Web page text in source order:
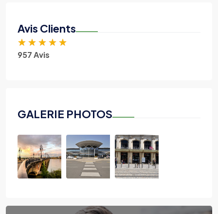
Avis Clients
★ ★ ★ ★ ★
957 Avis
GALERIE PHOTOS